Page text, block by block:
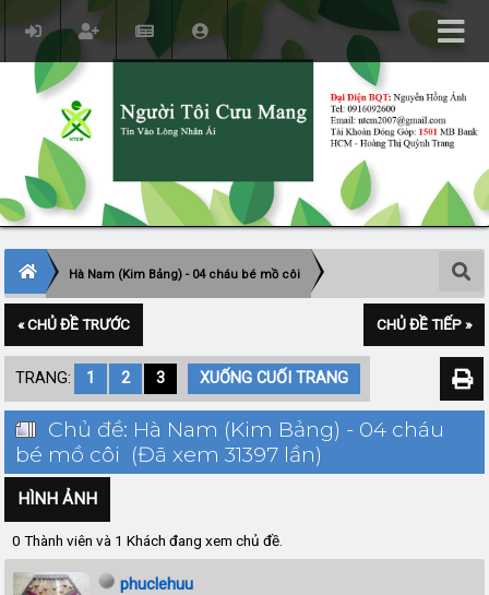
Hà Nam (Kim Bảng) - 04 cháu bé mồ côi
« CHỦ ĐỀ TRƯỚC CHỦ ĐỀ TIẾP »
TRANG: 1 2 3 XUỐNG CUỐI TRANG
Chủ đề: Hà Nam (Kim Bảng) - 04 cháu
bé mồ côi (Đã xem 31397 lần)
HÌNH ẢNH
0 Thành viên và 1 Khách đang xem chủ đề.
phuclehuu